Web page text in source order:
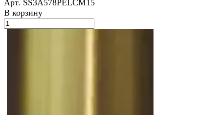
Арт. SS3A578PELCM15
В корзину